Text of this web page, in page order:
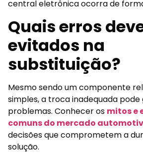
central eletrônica ocorra de
Quais erros
evitados na
substituição?
Mesmo sendo um componente
simples, a troca inadequada
problemas. Conhecer os mitos e
comuns do mercado
decisões que comprometem a
solução.